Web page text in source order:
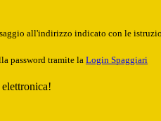
all'indirizzo indicato con le
password tramite la Login Spaggiari